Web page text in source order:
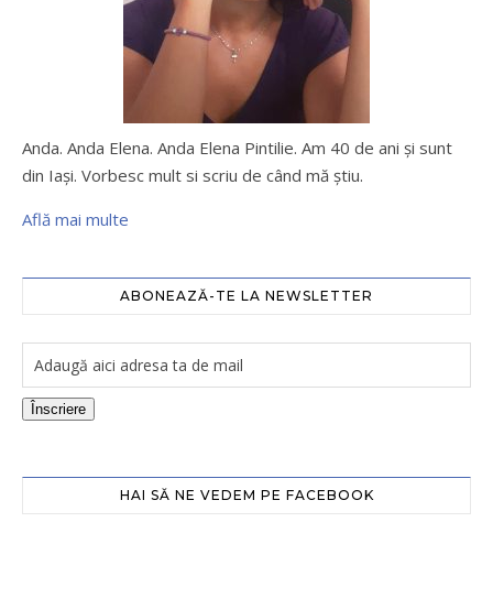
Anda. Anda Elena. Anda Elena Pintilie. Am 40 de ani şi sunt
din Iaşi. Vorbesc mult si scriu de când mă ştiu.
Află mai multe
ABONEAZĂ-TE LA NEWSLETTER
Înscriere
HAI SĂ NE VEDEM PE FACEBOOK